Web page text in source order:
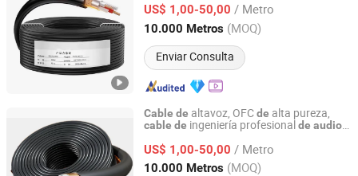
US$ 1,00-50,00 / Metro
10.000 Metros (MOQ)
Enviar Consulta
Guangdong, China Desde 2025
Cable de altavoz, OFCde alta pureza,
cable de ingeniería profesionalde audio,
US$ 1,00-50,00 / Metro
10.000 Metros (MOQ)
Foshan Yixiantian Technology Co., Ltd.
Guangdong, China Desde 2025